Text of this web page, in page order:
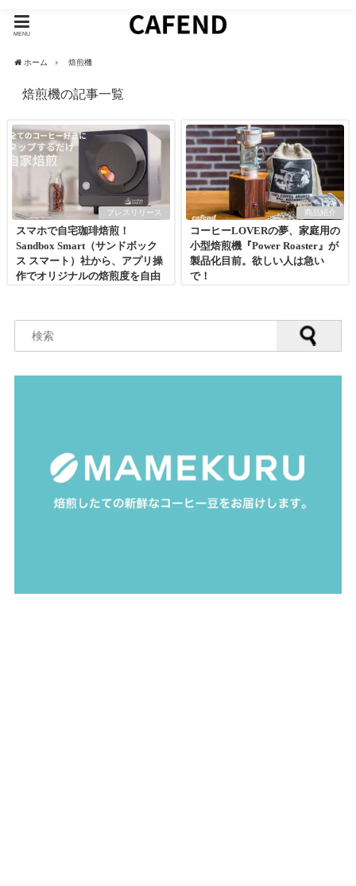
MENU
ホーム 焙煎機
焙煎機の記事一覧
プレスリリース
スマホで自宅珈琲焙煎！
Sandbox Smart（サンドボック
ス スマート）社から、アプリ操
作でオリジナルの焙煎度を自由
商品紹介
コーヒーLOVERの夢、家庭用の
小型焙煎機『Power Roaster』が
製品化目前。欲しい人は急い
で！